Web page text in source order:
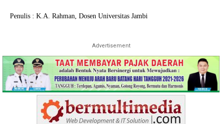
Penulis : K.A. Rahman, Dosen Universitas Jambi
Advertisement